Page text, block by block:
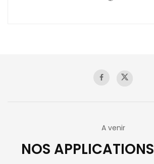
A venir
NOS APPLICATIONS